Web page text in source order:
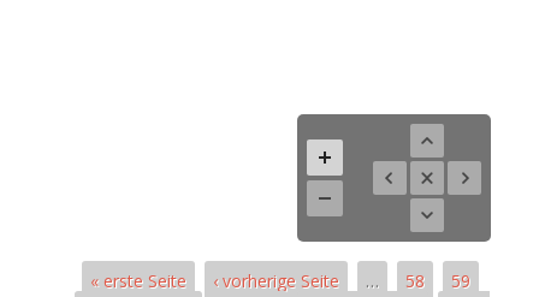
« erste Seite ‹ vorherige Seite … 58
59